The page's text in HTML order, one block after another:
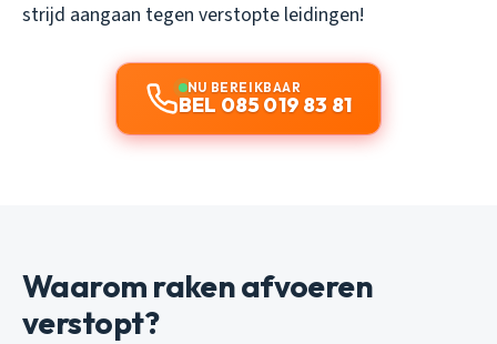
strijd aangaan tegen verstopte leidingen!
NU BEREIKBAAR
BEL 085 019 83 81
Waarom raken afvoeren
verstopt?